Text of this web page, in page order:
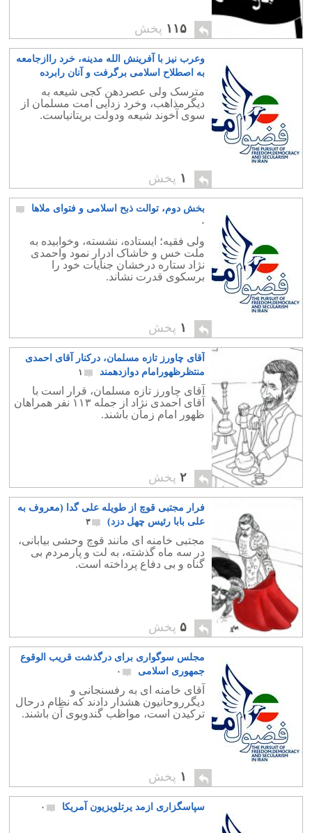
۱۱۵ پخش
وعرب نیز با آفرینش الله مدینه، خرد راازجامعه
به اصطلاح اسلامی برگرفت و آنان رابرده
خویش ساخت
مترسک ولی عصردهن کجی شیعه به
دیگرمذاهب، وخرد زدایی امت مسلمان از
سوی آخوند شیعه ودولت بریتانیاست.
۱ پخش
بخش دوم، توالت ذبح اسلامی و فتوای ملاها
۰
ولی فقیه؛ ایستاده، نشسته، وخوابیده به
ملت خس و خاشاک ادرار نمود واحمدی
نژاد ستاره درخشان جنایات خود را
برسکوی قدرت نشاند.
۱ پخش
آقای چاورز تازه مسلمان، درکنار آقای احمدی
منتظرظهورامام دوازدهمند
۱
آقای چاورز تازه مسلمان، قرار است با
آقای احمدی نژاد از جمله ۱۱۳ نفر همراهان
ظهور امام زمان باشند.
۲ پخش
فرار مجتبی قوچ از طویله علی گدا (معروف به
علی بابا رئیس چهل دزد)
۳
مجتبی خامنه ای مانند قوچ وحشی بیابانی،
در سه ماه گذشته، به لت و پارمردم بی
گناه و بی دفاع پرداخته است.
۵ پخش
مجلس سوگواری برای درگذشت قریب الوقوع
جمهوری اسلامی
۰
آقای خامنه ای به رفسنجانی و
دیگرروحانیون هشدار دادند که نظام درحال
ترکیدن است، مواظب گندوبوی آن باشند.
۱ پخش
سپاسگزاری ازمد یرتلویزیون آمریکا ۰